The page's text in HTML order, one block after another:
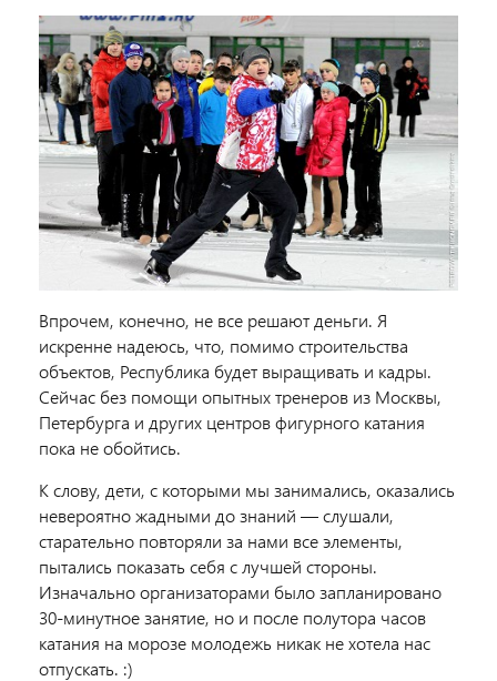
Впрочем, конечно, не все решают деньги. Я
искренне надеюсь, что, помимо строительства
объектов, Республика будет выращивать и кадры.
Сейчас без помощи опытных тренеров из Москвы,
Петербурга и других центров фигурного катания
пока не обойтись.
К слову, дети, с которыми мы занимались, оказались
невероятно жадными до знаний — слушали,
старательно повторяли за нами все элементы,
пытались показать себя с лучшей стороны.
Изначально организаторами было запланировано
30-минутное занятие, но и после полутора часов
катания на морозе молодежь никак не хотела нас
отпускать. :)